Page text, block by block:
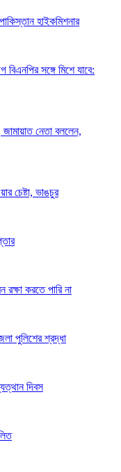
হাইকমিশনার
সঙ্গে মিশে যাবে:
নেতা বললেন,
চেষ্টা, ভাঙচুর
করতে পারি না
পুলিশের শ্রদ্ধা
দিবস